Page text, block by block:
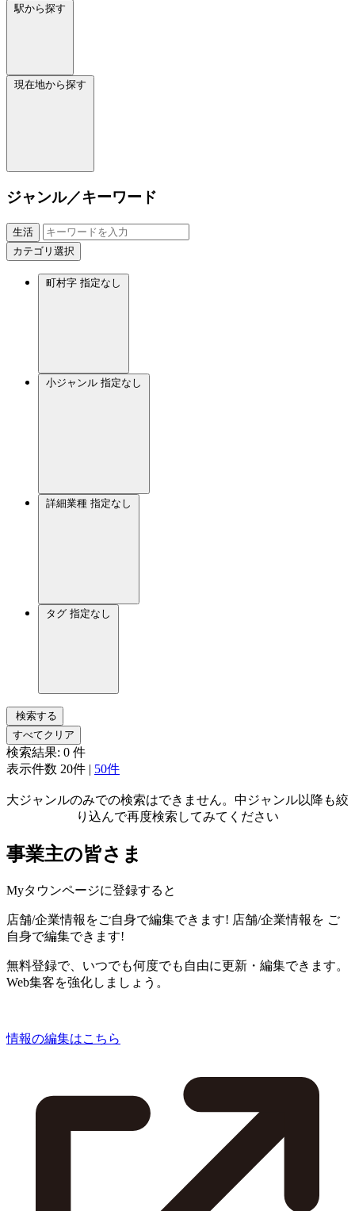
駅から探す
現在地から探す
ジャンル／キーワード
生活
カテゴリ選択
町村字 指定なし
小ジャンル 指定なし
詳細業種 指定なし
タグ 指定なし
検索する
すべてクリア
検索結果: 0 件
表示件数 20件 | 50件
大ジャンルのみでの検索はできません。中ジャンル以降も絞
り込んで再度検索してみてください
事業主の皆さま
Myタウンページに登録すると
店舗/企業情報をご自身で編集できます! 店舗/企業情報を ご
自身で編集できます!
無料登録で、いつでも何度でも自由に更新・編集できます。
Web集客を強化しましょう。
情報の編集はこちら